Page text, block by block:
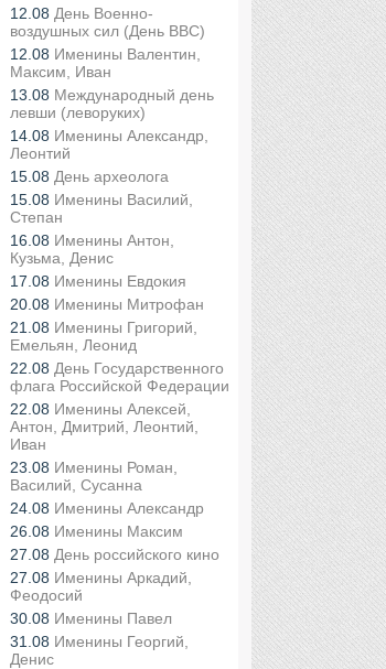
12.08 День Военно-
воздушных сил (День ВВС)
12.08 Именины Валентин,
Максим, Иван
13.08 Международный день
левши (леворуких)
14.08 Именины Александр,
Леонтий
15.08 День археолога
15.08 Именины Василий,
Степан
16.08 Именины Антон,
Кузьма, Денис
17.08 Именины Евдокия
20.08 Именины Митрофан
21.08 Именины Григорий,
Емельян, Леонид
22.08 День Государственного
флага Российской Федерации
22.08 Именины Алексей,
Антон, Дмитрий, Леонтий,
Иван
23.08 Именины Роман,
Василий, Сусанна
24.08 Именины Александр
26.08 Именины Максим
27.08 День российского кино
27.08 Именины Аркадий,
Феодосий
30.08 Именины Павел
31.08 Именины Георгий,
Денис